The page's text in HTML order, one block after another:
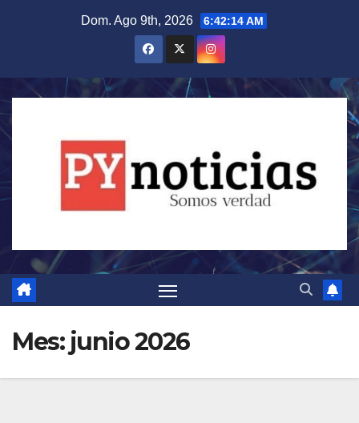
Dom. Ago 9th, 2026 6:42:15 AM
Mes: junio 2026